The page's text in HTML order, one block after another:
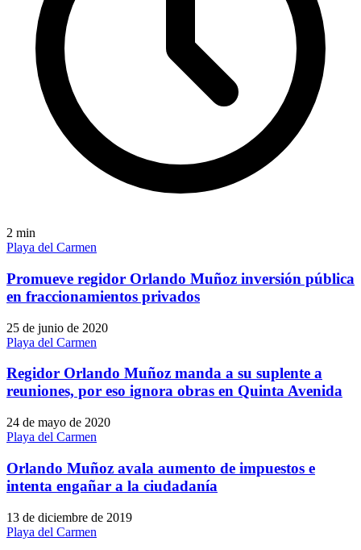
2 min
Playa del Carmen
Promueve regidor Orlando Muñoz inversión pública
en fraccionamientos privados
25 de junio de 2020
Playa del Carmen
Regidor Orlando Muñoz manda a su suplente a
reuniones, por eso ignora obras en Quinta Avenida
24 de mayo de 2020
Playa del Carmen
Orlando Muñoz avala aumento de impuestos e
intenta engañar a la ciudadanía
13 de diciembre de 2019
Playa del Carmen